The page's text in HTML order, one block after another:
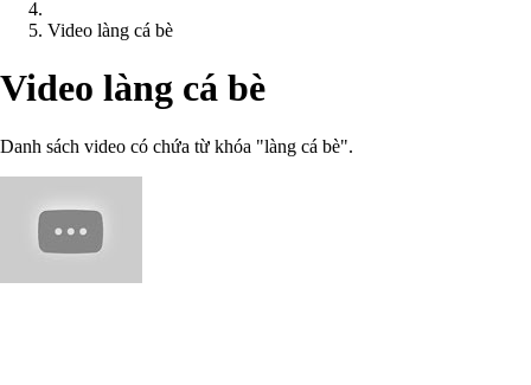
Video làng cá bè
Video làng cá bè
Danh sách video có chứa từ khóa "làng cá bè".